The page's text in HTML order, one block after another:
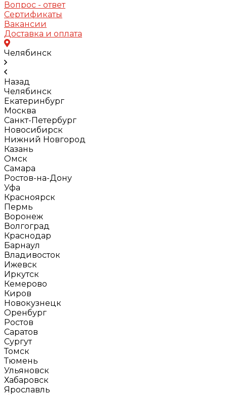
Вопрос - ответ
Сертификаты
Вакансии
Доставка и оплата
Челябинск
Назад
Челябинск
Екатеринбург
Москва
Санкт-Петербург
Новосибирск
Нижний Новгород
Казань
Омск
Самара
Ростов-на-Дону
Уфа
Красноярск
Пермь
Воронеж
Волгоград
Краснодар
Барнаул
Владивосток
Ижевск
Иркутск
Кемерово
Киров
Новокузнецк
Оренбург
Ростов
Саратов
Сургут
Томск
Тюмень
Ульяновск
Хабаровск
Ярославль